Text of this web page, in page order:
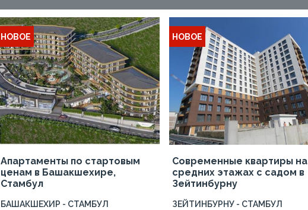
Апартаменты по стартовым
ценам в Башакшехире,
Стамбул
БАШАКШЕХИР - СТАМБУЛ
НОВОЕ
Современные квартиры на
средних этажах с садом в
Зейтинбурну
ЗЕЙТИНБУРНУ - СТАМБУЛ
НОВОЕ